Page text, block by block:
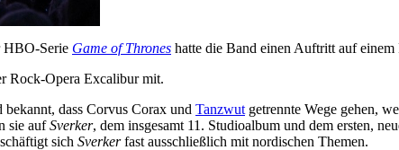
HBO-Serie Game of Thrones hatte die Band einen Auftritt auf
Rock-Opera Excalibur mit.
dass Corvus Corax und Tanzwut getrennte Wege gehen,
sie aufSverker, dem insgesamt 11. Studioalbum und dem ersten,
sich Sverkerfast ausschließlich mit nordischen Themen.